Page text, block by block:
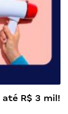
até R$ 3 mil!